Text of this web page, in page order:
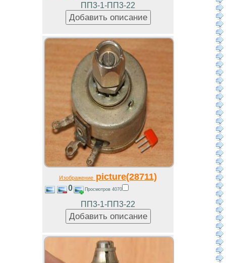
ПП3-1-ПП3-22
Изображение picture(28711)
0 Просмотров 4070
ПП3-1-ПП3-22